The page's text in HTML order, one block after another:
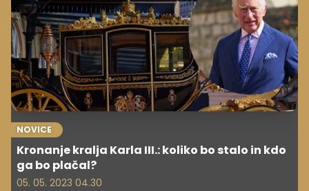
NOVICE
Kronanje kralja Karla III.: koliko bo stalo in kdo
ga bo plačal?
05. 05. 2023 04.30